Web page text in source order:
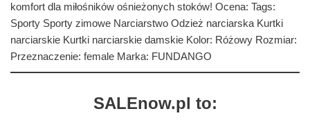
komfort dla miłośników ośnieżonych stoków! Ocena: Tags:
Sporty Sporty zimowe Narciarstwo Odzież narciarska Kurtki
narciarskie Kurtki narciarskie damskie Kolor: Różowy Rozmiar:
Przeznaczenie: female Marka: FUNDANGO
SALEnow.pl to: